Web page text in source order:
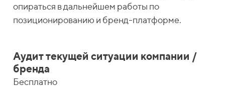
опираться в дальнейшем работы по
позиционированию и бренд-платформе.
Аудит текущей ситуации компании /
бренда
Бесплатно